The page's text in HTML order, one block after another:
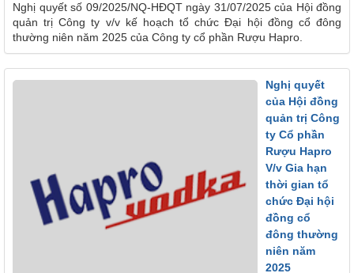
Nghị quyết số 09/2025/NQ-HĐQT ngày 31/07/2025 của Hội đồng
quản trị Công ty v/v kế hoạch tổ chức Đại hội đồng cổ đông
thường niên năm 2025 của Công ty cổ phần Rượu Hapro.
Nghị quyết
của Hội đồng
quản trị Công
ty Cổ phần
Rượu Hapro
V/v Gia hạn
thời gian tổ
chức Đại hội
đồng cổ
đông thường
niên năm
2025